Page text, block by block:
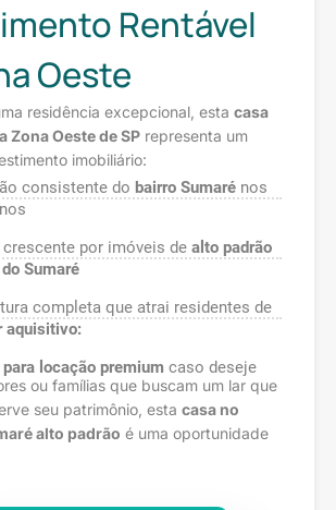
Rentável
Oeste
residência excepcional, esta casa
Zona Oeste de SP representa um
imobiliário:
consistente do bairro Sumaré nos
crescente por imóveis de alto padrão
Sumaré
completa que atrai residentes de
aquisitivo:
locação premium caso deseje
ou famílias que buscam um lar que
seu patrimônio, esta casa no
alto padrão é uma oportunidade